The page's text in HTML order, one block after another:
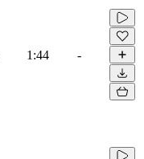
1:44 -